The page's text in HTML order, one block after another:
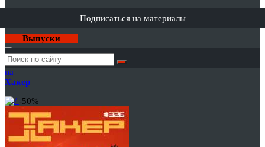
Подписаться на материалы
Выпуски
Годовая
подписка
на
Хакер
-50%